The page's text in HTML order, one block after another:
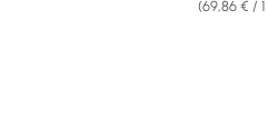
(69,86 € /